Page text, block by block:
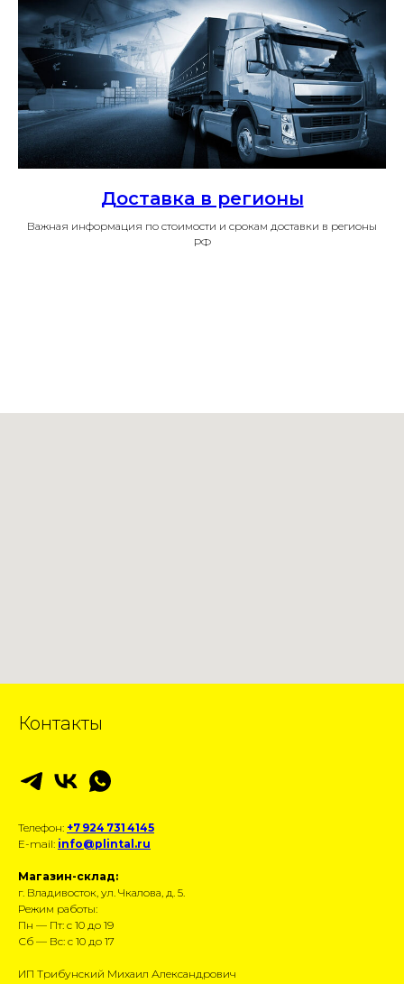
Доставка в регионы
Важная информация по стоимости и срокам доставки в регионы
РФ
Контакты
Телефон: +7 924 731 4145
E-mail: info@plintal.ru
Магазин-склад:
г. Владивосток, ул. Чкалова, д. 5.
Режим работы:
Пн — Пт: с 10 до 19
Сб — Вс: с 10 до 17
ИП Трибунский Михаил Александрович